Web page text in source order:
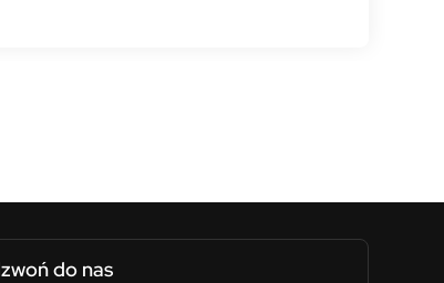
do nas